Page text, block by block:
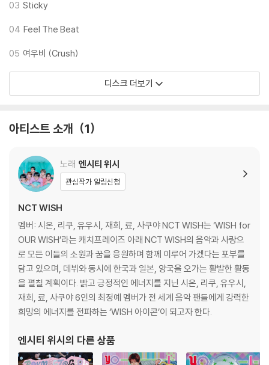
* 초회 한정반에 한해 포토카드 추가 동봉 (버전 별 6종 중 랜덤 1종)
* 본 음반에 포함된 랜덤 구성품은 동일한 확률로 구성되어 있습니다.
03 Sticky
04 Feel The Beat
05 여우비 (Crush)
디스크 더보기
아티스트 소개 1
노래 엔시티 위시
관심작가 알림신청
NCT WISH
멤버: 시온, 리쿠, 유우시, 재희, 료, 사쿠야 NCT WISH는 ‘WISH for
OUR WISH’라는 캐치프레이즈 아래 NCT WISH의 음악과 사랑으
로 모든 이들의 소원과 꿈을 응원하며 함께 이루어 가겠다는 포부를
담고 있으며, 데뷔와 동시에 한국과 일본, 양국을 오가는 활발한 활동
을 펼칠 계획이다. 밝고 긍정적인 에너지를 지닌 시온, 리쿠, 유우시,
재희, 료, 사쿠야 6인의 최정예 멤버가 전 세계 음악 팬들에게 강력한
희망의 에너지를 전파하는 ‘WISH 아이콘’이 되고자 한다.
엔시티 위시 의 다른 상품